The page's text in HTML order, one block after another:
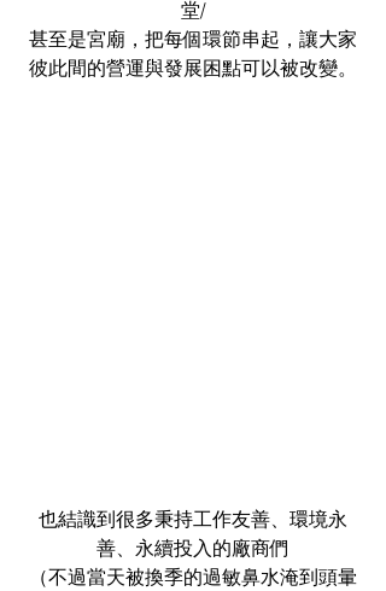
堂/
甚至是宮廟，把每個環節串起，讓大家
彼此間的營運與發展困點可以被改變。
也結識到很多秉持工作友善、環境永
善、永續投入的廠商們
（不過當天被換季的過敏鼻水淹到頭暈